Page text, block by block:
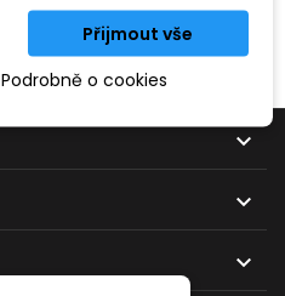



Přijmout vše
o cookies